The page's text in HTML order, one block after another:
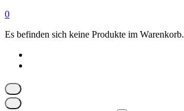
0
Es befinden sich keine Produkte im Warenkorb.